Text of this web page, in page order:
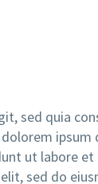
sed quia
ut labore
sed do